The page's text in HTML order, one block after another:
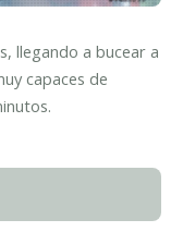
llegando a bucear a
capaces de